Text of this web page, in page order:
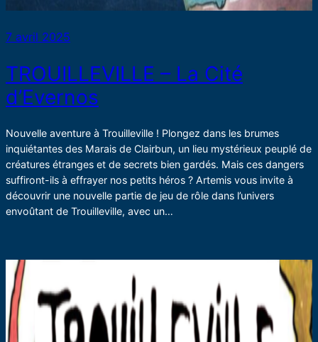
7 avril 2025
TROUILLEVILLE – La Cité
d’Evernos
Nouvelle aventure à Trouilleville ! Plongez dans les brumes
inquiétantes des Marais de Clairbun, un lieu mystérieux peuplé de
créatures étranges et de secrets bien gardés. Mais ces dangers
suffiront-ils à effrayer nos petits héros ? Artemis vous invite à
découvrir une nouvelle partie de jeu de rôle dans l’univers
envoûtant de Trouilleville, avec un…